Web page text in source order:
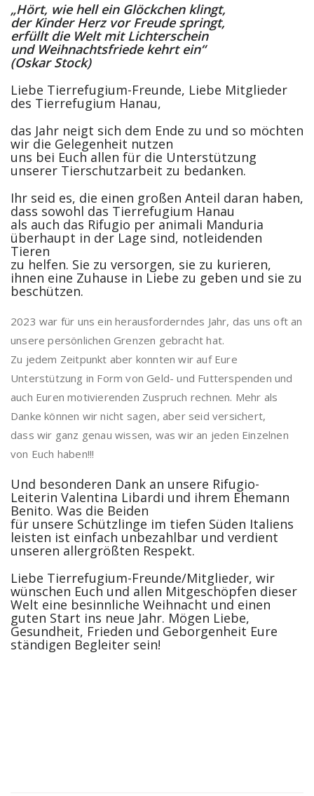
„Hört, wie hell ein Glöckchen klingt,
der Kinder Herz vor Freude springt,
erfüllt die Welt mit Lichterschein
und Weihnachtsfriede kehrt ein“
(Oskar Stock)
Liebe Tierrefugium-Freunde, Liebe Mitglieder
des Tierrefugium Hanau,
das Jahr neigt sich dem Ende zu und so möchten
wir die Gelegenheit nutzen
uns bei Euch allen für die Unterstützung
unserer Tierschutzarbeit zu bedanken.
Ihr seid es, die einen großen Anteil daran haben,
dass sowohl das Tierrefugium Hanau
als auch das Rifugio per animali Manduria
überhaupt in der Lage sind, notleidenden
Tieren
zu helfen. Sie zu versorgen, sie zu kurieren,
ihnen eine Zuhause in Liebe zu geben und sie zu
beschützen.
2023 war für uns ein herausforderndes Jahr, das uns oft an
unsere persönlichen Grenzen gebracht hat.
Zu jedem Zeitpunkt aber konnten wir auf Eure
Unterstützung in Form von Geld- und Futterspenden und
auch Euren motivierenden Zuspruch rechnen. Mehr als
Danke können wir nicht sagen, aber seid versichert,
dass wir ganz genau wissen, was wir an jeden Einzelnen
von Euch haben!!!
Und besonderen Dank an unsere Rifugio-
Leiterin Valentina Libardi und ihrem Ehemann
Benito. Was die Beiden
für unsere Schützlinge im tiefen Süden Italiens
leisten ist einfach unbezahlbar und verdient
unseren allergrößten Respekt.
Liebe Tierrefugium-Freunde/Mitglieder, wir
wünschen Euch und allen Mitgeschöpfen dieser
Welt eine besinnliche Weihnacht und einen
guten Start ins neue Jahr. Mögen Liebe,
Gesundheit, Frieden und Geborgenheit Eure
ständigen Begleiter sein!